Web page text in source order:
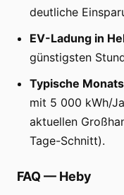
deutliche
EV-Ladung in
günstigsten
Typische
mit 5 000 kWh/
aktuellen
Tage-Schnitt).
FAQ — Heby